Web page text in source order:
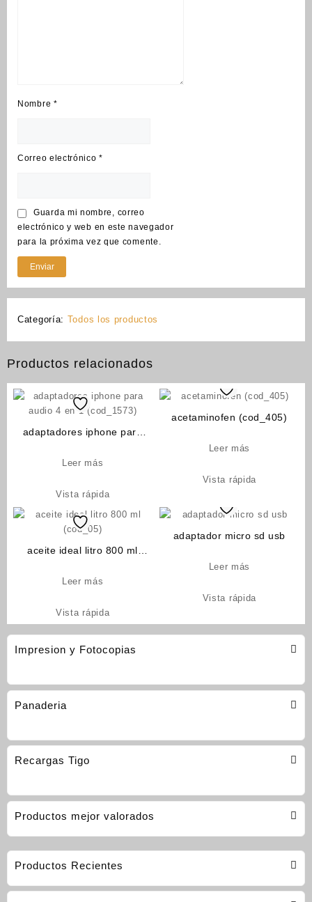
Impresion y Fotocopias
Panaderia
Recargas Tigo
Productos mejor valorados
Nombre *
Correo electrónico*
Guarda mi nombre, correo
electrónico y web en este navegador
para la próxima vez que comente.
Categoría: Todos los productos
Productos relacionados
adaptadores iphone para
Leer más
Vista rápida
acetaminofen (cod_405)
Leer más
Vista rápida
aceite ideal litro 800 ml
Leer más
Vista rápida
adaptador micro sd usb
Leer más
Vista rápida
Productos Recientes